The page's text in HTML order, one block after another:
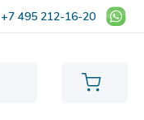
+7 495 212-16-20